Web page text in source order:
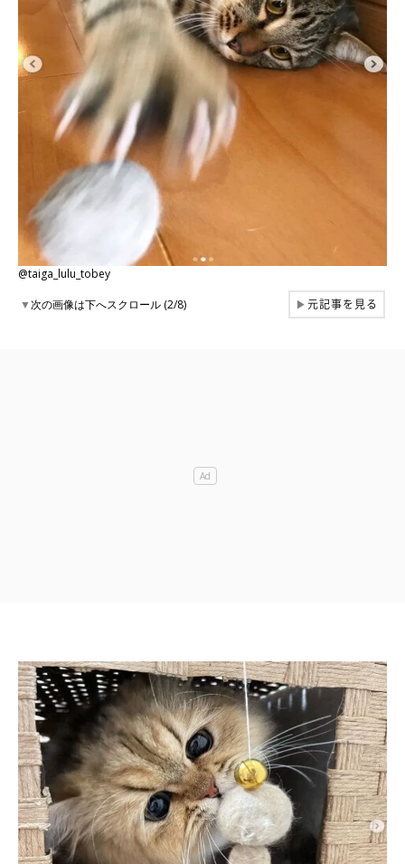
@taiga_lulu_tobey
▼次の画像は下へスクロール (2/8) ▶元記事を見る